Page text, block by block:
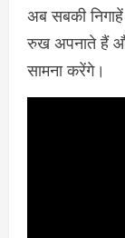
अब सबकी
रुख अपनाते हैं
सामना करेंगे।